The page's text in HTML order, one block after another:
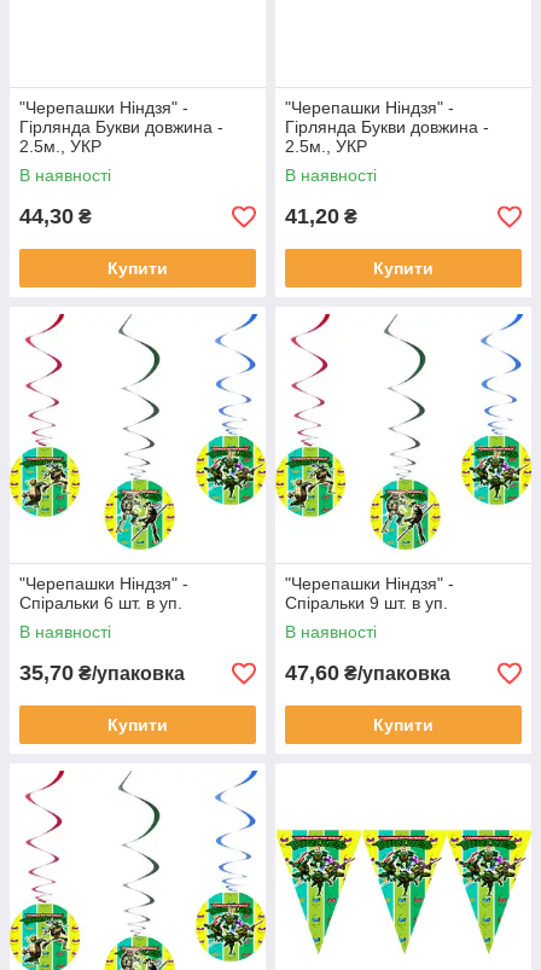
"Черепашки Ніндзя" -
Гірлянда Букви довжина -
2.5м., УКР
В наявності
44,30 ₴
Купити
"Черепашки Ніндзя" -
Гірлянда Букви довжина -
2.5м., УКР
В наявності
41,20 ₴
Купити
"Черепашки Ніндзя" -
Спіральки 6 шт. в уп.
В наявності
35,70 ₴/упаковка
Купити
"Черепашки Ніндзя" -
Спіральки 9 шт. в уп.
В наявності
47,60 ₴/упаковка
Купити